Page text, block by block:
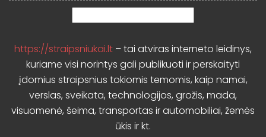
https://straipsniukai.lt – tai atviras interneto leidinys,
kuriame visi norintys gali publikuoti ir perskaityti
įdomius straipsnius tokiomis temomis, kaip namai,
verslas, sveikata, technologijos, grožis, mada,
visuomenė, šeima, transportas ir automobiliai, žemės
ūkis ir kt.